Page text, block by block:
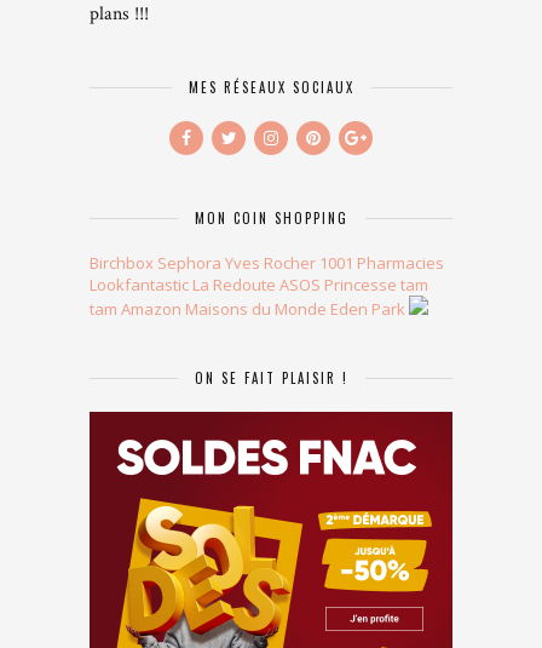
plans !!!
MES RÉSEAUX SOCIAUX
MON COIN SHOPPING
Birchbox Sephora Yves Rocher 1001 Pharmacies
Lookfantastic La Redoute ASOS Princesse tam
tam Amazon Maisons du Monde Eden Park
ON SE FAIT PLAISIR !